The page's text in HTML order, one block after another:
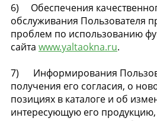
6) Обеспечения
обслуживания Пользователя
проблем по использованию
сайта www.yaltaokna.ru.
7) Информирования
получения его согласия, о
позициях в каталоге и об
интересующую его продукцию,